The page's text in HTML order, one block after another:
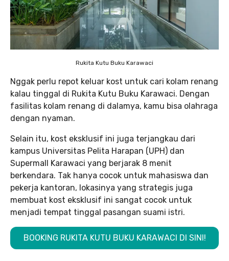
Rukita Kutu Buku Karawaci
Nggak perlu repot keluar kost untuk cari kolam renang
kalau tinggal di Rukita Kutu Buku Karawaci. Dengan
fasilitas kolam renang di dalamya, kamu bisa olahraga
dengan nyaman.
Selain itu, kost eksklusif ini juga terjangkau dari
kampus Universitas Pelita Harapan (UPH) dan
Supermall Karawaci yang berjarak 8 menit
berkendara. Tak hanya cocok untuk mahasiswa dan
pekerja kantoran, lokasinya yang strategis juga
membuat kost eksklusif ini sangat cocok untuk
menjadi tempat tinggal pasangan suami istri.
BOOKING RUKITA KUTU BUKU KARAWACI DI SINI!